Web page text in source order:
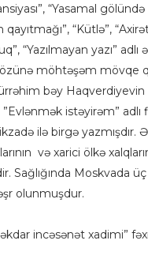
“Yasamal gölündə
“Kütlə”,
“Yazılmayan yazı” adlı
möhtəşəm mövqe
bəy Haqverdiyevin
”Evlənmək istəyirəm” adlı
ilə birgə yazmışdır.
və xarici ölkə
Sağlığında Moskvada üç
olunmuşdur.
incəsənət xadimi”